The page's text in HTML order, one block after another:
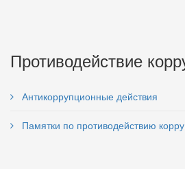
Противодействие
Антикоррупционные действия
Памятки по противодействию